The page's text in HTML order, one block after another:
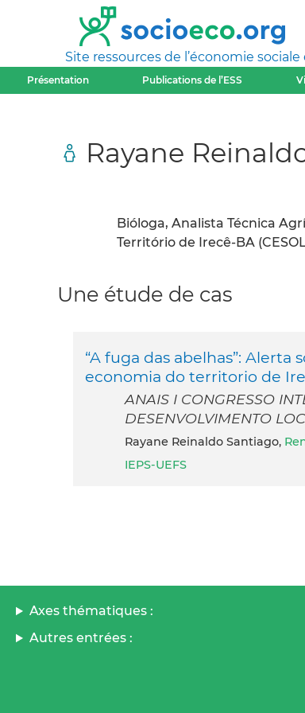
Site ressources de l’économie
Présentation Publications de l’ESS
Rayane
Bióloga, Analista Técnica
Território de Irecê-BA
Une étude de cas
“A fuga das abelhas”: Alerta
economia do territorio de
ANAIS I CONGRESSO
DESENVOLVIMENTO
Rayane Reinaldo Santiago,
IEPS-UEFS
Axes thématiques :
Autres entrées :